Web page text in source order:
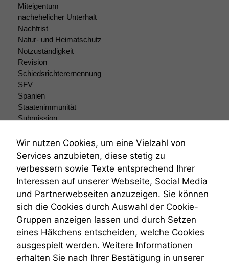
Miteigentum
nachehelicher Unterhalt
Nachfrist
Natur- und Heimatschutz
Notzuständigkeit
Revision
Schiedsrichterernennung
SFV
Spanien
Staatenimmunität
Submission
Teilungsklage
Venezuela
VRK
Wiederherstellungsanordnung
Zivilprozessordnung
ZPO
Zustellfiktion
Zuständigkeit
Öffentliches Personalrecht
Öffentlichkeitsprinzip
Wir nutzen Cookies, um eine Vielzahl von
Services anzubieten, diese stetig zu
verbessern sowie Texte entsprechend Ihrer
Interessen auf unserer Webseite, Social Media
und Partnerwebseiten anzuzeigen. Sie können
sich die Cookies durch Auswahl der Cookie-
Gruppen anzeigen lassen und durch Setzen
eines Häkchens entscheiden, welche Cookies
ausgespielt werden. Weitere Informationen
erhalten Sie nach Ihrer Bestätigung in unserer